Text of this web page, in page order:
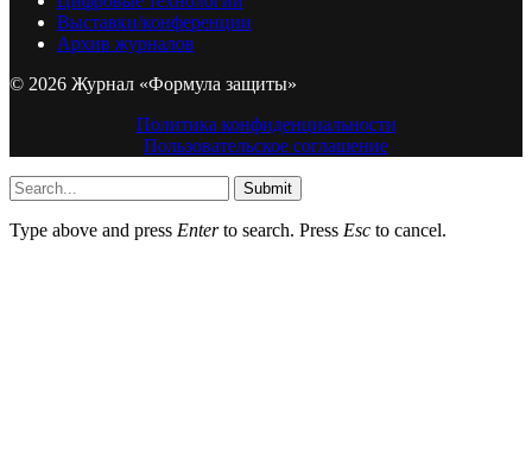
Выставки/конференции
Архив журналов
© 2026 Журнал «Формула защиты»
Политика конфиденциальности
Пользовательское соглашение
Submit
Type above and press Enterto search. Press Esc to cancel.